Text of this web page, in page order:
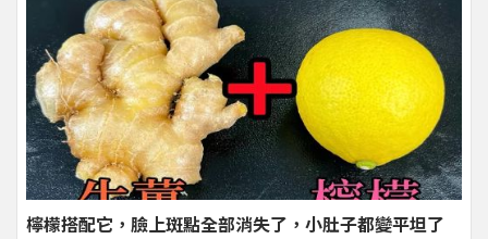
檸檬搭配它，臉上斑點全部消失了，小肚子都變平坦了